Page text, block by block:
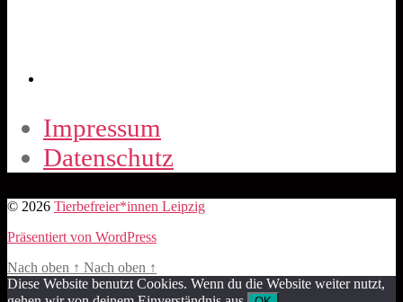
Impressum
Datenschutz
© 2026 Tierbefreier*innen Leipzig
Präsentiert von WordPress
Nach oben ↑ Nach oben ↑
Diese Website benutzt Cookies. Wenn du die Website weiter nutzt,